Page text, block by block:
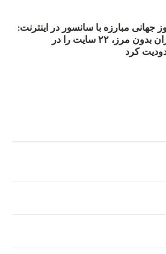
روز جهانی مبارزه با سانسور در اینترنت:
#آزادی هم‌آیند گزارشگران‌ بدون مرز، ۲۲ سایت را در
کرد